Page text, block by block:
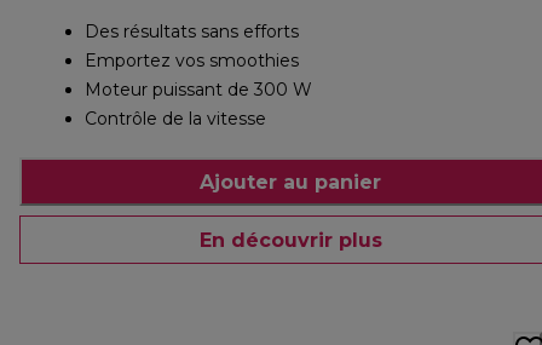
Des résultats sans efforts
Emportez vos smoothies
Moteur puissant de 300 W
Contrôle de la vitesse
Ajouter au panier
En découvrir plus